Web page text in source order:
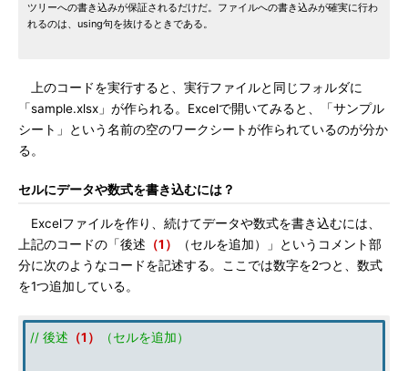
ツリーへの書き込みが保証されるだけだ。ファイルへの書き込みが確実に行わ
れるのは、using句を抜けるときである。
上のコードを実行すると、実行ファイルと同じフォルダに
「sample.xlsx」が作られる。Excelで開いてみると、「サンプル
シート」という名前の空のワークシートが作られているのが分か
る。
セルにデータや数式を書き込むには？
Excelファイルを作り、続けてデータや数式を書き込むには、
上記のコードの「後述 （1）
（セルを追加）」というコメント部
分に次のようなコードを記述する。ここでは数字を2つと、数式
を1つ追加している。
// 後述 （1） （セルを追加）